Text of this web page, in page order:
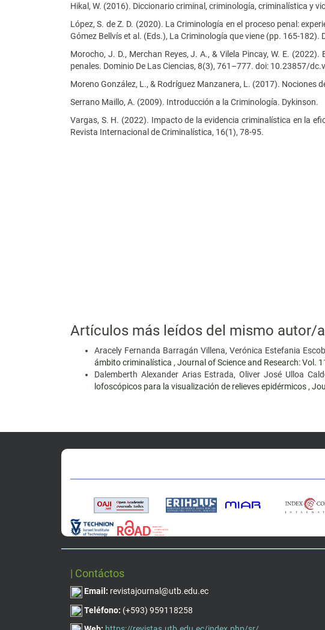
Hikal, W. (2016). Diccionario criminal, criminología, criminalística y
López, S. de Z. D. (2020). La Criminología en el proceso penal:
Gómez Bellvís et al. (Eds.), La Criminología que viene (pp. 165-182).
Morocho, J. D., Merchan Reyes, J. A., & Vilela Pincay, W. E.
penales. Dominio De Las Ciencias, 8(3), 761–777. doi: 10.23857/
Moreno González, L., & Rodríguez Manzanera, L. (2017). Nociones
Serrano Maillo, A. (2009). Introducción a la Criminología. Dykinson.
Vargas, S. H. (2022). Impacto de la evidencia criminalística en la
Revista Internacional de Criminalística, 16(1), 78-95.
Artículos más leídos del mismo autor/a
Aracely Fernanda Barragán Villena, Verónica Estefania
ámbito criminalística , Journal of Science and Research: Vol.
Dalemberth Alexander Arias Estrada, Oliver José Ulloa
lofoscópicos para la visualización de relieves epidérmicos,
| Contáctos
Email: revistajournal@utb.edu.ec
Teléfono: (+593) 959118258